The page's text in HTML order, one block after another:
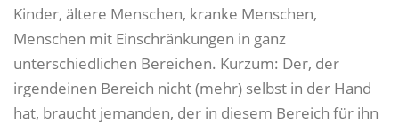
Kinder, ältere Menschen, kranke Menschen,
Menschen mit Einschränkungen in ganz
unterschiedlichen Bereichen. Kurzum: Der, der
irgendeinen Bereich nicht (mehr) selbst in der Hand
hat, braucht jemanden, der in diesem Bereich für ihn